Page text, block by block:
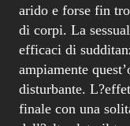
arido e forse fin
di corpi. La
efficaci di
ampiamente
disturbante.
finale con una